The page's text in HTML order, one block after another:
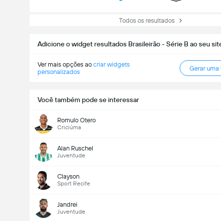
Todos os resultados
Adicione o widget resultados Brasileirão - Série B ao seu
Ver mais opções ao criar widgets
personalizados
Gerar uma
Você também pode se interessar
Romulo Otero
Criciúma
Alan Ruschel
Juventude
Clayson
Sport Recife
Jandrei
Juventude